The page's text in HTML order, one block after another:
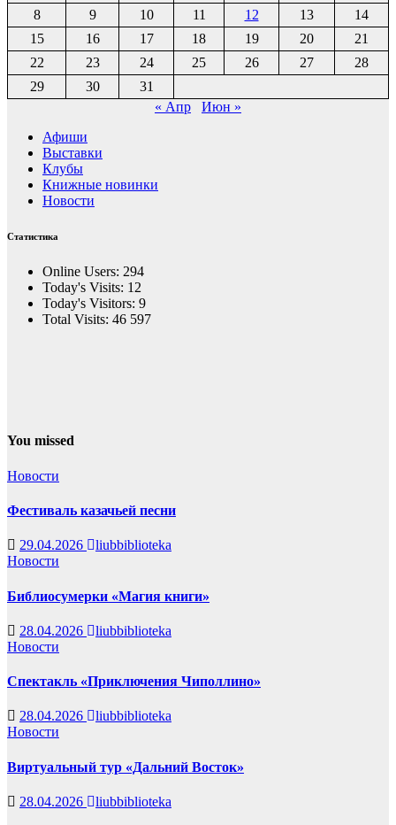
8
9 10 11 12 13
14
15
16 17 18 19 20
21
22
23 24 25 26 27
28
29
30
31
« Апр
Июн »
Афиши
Выставки
Клубы
Книжные новинки
Новости
Статистика
Online Users: 294
Today's Visits: 12
Today's Visitors: 9
Total Visits: 46 597
You missed
Новости
Фестиваль казачьей песни
29.04.2026
liubbiblioteka
Новости
Библиосумерки «Магия книги»
28.04.2026
liubbiblioteka
Новости
Спектакль «Приключения Чиполлино»
28.04.2026
liubbiblioteka
Новости
Виртуальный тур «Дальний Восток»
28.04.2026
liubbiblioteka